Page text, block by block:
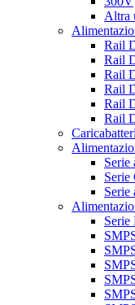
Altra
Rail
Rail
Rail
Rail
Rail
Rail
Serie
Serie
Serie
Serie